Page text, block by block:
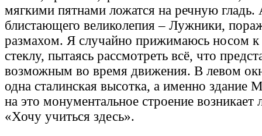
мягкими пятнами ложатся на речную гладь.
блистающего великолепия – Лужники,
размахом. Я случайно прижимаюсь носом
стеклу, пытаясь рассмотреть всё, что
возможным во время движения. В левом
одна сталинская высотка, а именно здание
на это монументальное строение
«Хочу учиться здесь».